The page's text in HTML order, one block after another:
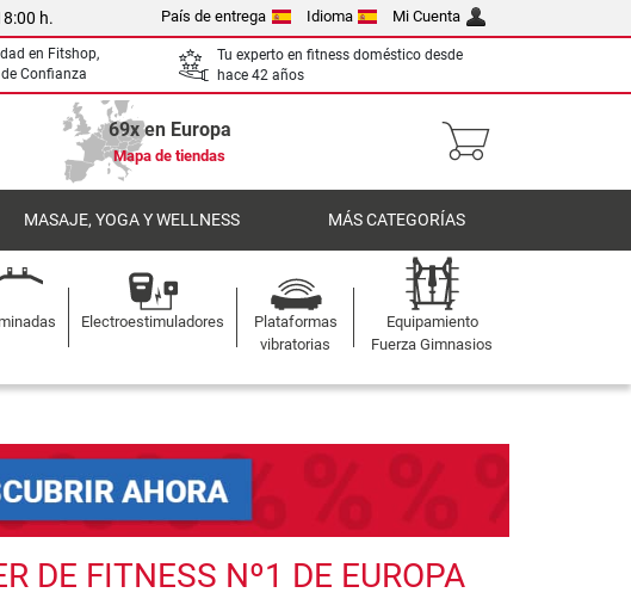
h. País de entrega Idioma Mi Cuenta
en Fitshop,
Confianza
Tu experto en fitness doméstico desde
hace 42 años
69x en Europa
Mapa de tiendas
MASAJE, YOGA Y WELLNESS MÁS CATEGORÍAS
Electroestimuladores
Plataformas
vibratorias
Equipamiento
Fuerza Gimnasios
DE FITNESS Nº1 DE EUROPA